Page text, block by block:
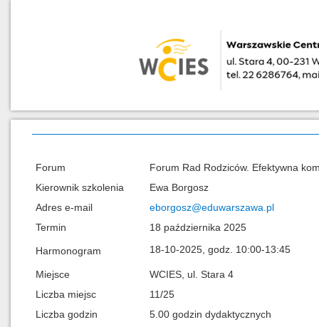
Forum
Forum Rad Rodziców. Efektywna
Kierownik szkolenia
Ewa Borgosz
Adres e-mail
eborgosz@eduwarszawa.pl
Termin
18 października 2025
Harmonogram 18-10-2025, godz. 10:00-13:45
Miejsce
WCIES, ul. Stara 4
Liczba miejsc
11/25
Liczba godzin
5.00 godzin dydaktycznych